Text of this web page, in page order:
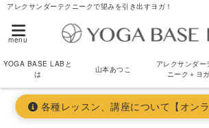
アレクサンダーテクニークで望みを引き出すヨガ！
menu
YOGA BASE LABと
は
山本あつこ
アレクサンダー
ニーク＋ヨガ
各種レッスン、講座について【オン